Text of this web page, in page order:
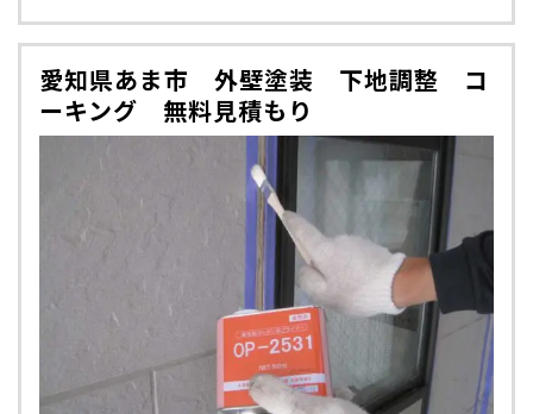
愛知県あま市 外壁塗装 下地調整 コ
ーキング 無料見積もり